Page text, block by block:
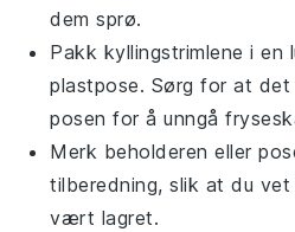
dem sprø.
Pakk kyllingstrimlene i en
plastpose. Sørg for at
posen for å unngå
Merk beholderen eller
tilberedning, slik at du
vært lagret.